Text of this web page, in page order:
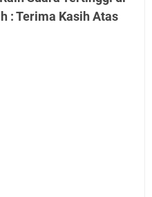
: Terima Kasih Atas